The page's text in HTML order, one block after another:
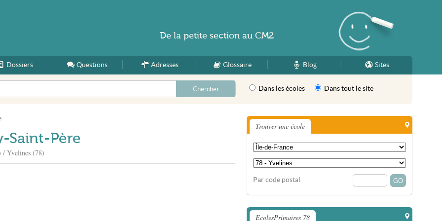
Accueil
Dossiers Questions Adresses Glossaire Blog Sites
Dans les écoles Dans tout le site
Saint-Père
/ Yvelines (78)
Trouver une école
Par code postal
EcolesPrimaires 78
De la petite section au CM2